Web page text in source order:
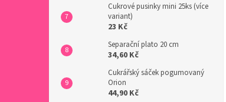
Cukrové pusinky mini 25ks (více
variant)
23 Kč
Separační plato 20 cm
34,60 Kč
Cukrářský sáček pogumovaný
Orion
44,90 Kč